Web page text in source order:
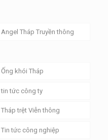
Angel Tháp Truyền thông
Ống khói Tháp
tin tức công ty
Tháp trệt Viễn thông
Tin tức công nghiệp